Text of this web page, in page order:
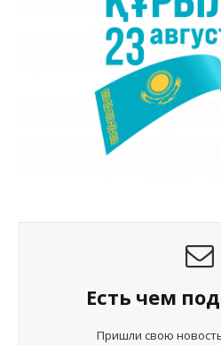
Есть чем
Пришли свою